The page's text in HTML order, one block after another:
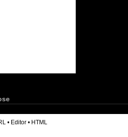
• Editor • HTML